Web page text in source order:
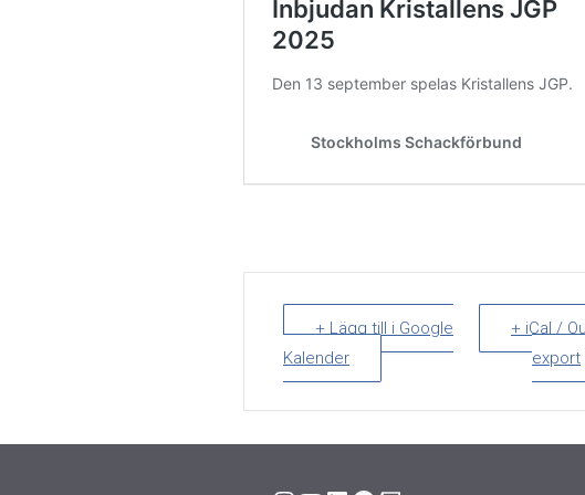
+ Lägg till i Google
Kalender
+ iCal /
export